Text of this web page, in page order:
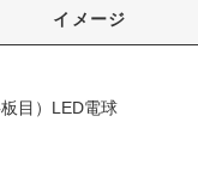
イメージ
目）LED電球